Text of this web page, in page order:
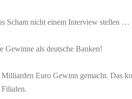
Scham nicht einem Interview stellen …
als deutsche Banken!
Milliarden Euro Gewinn gemacht. Das
Filialen.